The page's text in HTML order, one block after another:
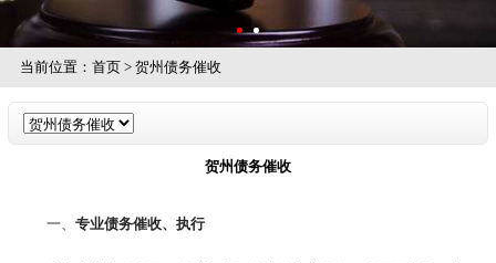
当前位置： 首页> 贺州债务催收
贺州债务催收
一、 专业债务催收、执行